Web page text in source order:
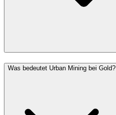
Was bedeutet Urban Mining bei Gold?